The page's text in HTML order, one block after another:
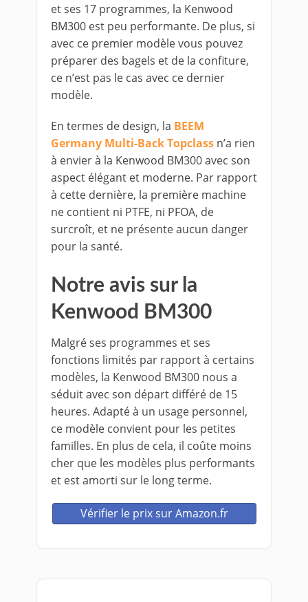
et ses 17 programmes, la Kenwood
BM300 est peu performante. De plus, si
avec ce premier modèle vous pouvez
préparer des bagels et de la confiture,
ce n’est pas le cas avec ce dernier
modèle.
En termes de design, la BEEM
Germany Multi-Back Topclass n’a rien
à envier à la Kenwood BM300 avec son
aspect élégant et moderne. Par rapport
à cette dernière, la première machine
ne contient ni PTFE, ni PFOA, de
surcroît, et ne présente aucun danger
pour la santé.
Notre avis sur la
Kenwood BM300
Malgré ses programmes et ses
fonctions limités par rapport à certains
modèles, la Kenwood BM300 nous a
séduit avec son départ différé de 15
heures. Adapté à un usage personnel,
ce modèle convient pour les petites
familles. En plus de cela, il coûte moins
cher que les modèles plus performants
et est amorti sur le long terme.
Vérifier le prix sur Amazon.fr